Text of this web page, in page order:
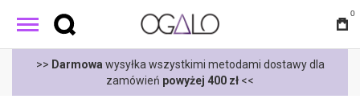
0
>> Darmowa wysyłka wszystkimi metodami dostawy dla
zamówień powyżej 400 zł <<